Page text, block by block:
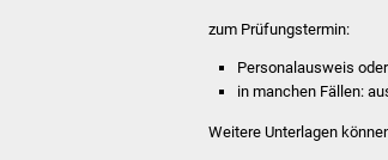
zum Prüfungstermin:
Personalausweis
in manchen Fällen:
Weitere Unterlagen